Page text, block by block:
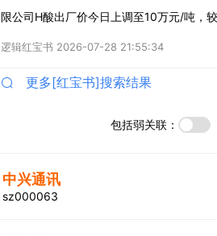
限公司H酸出厂价今日上调至10万元/吨，
中间体，今年以来涨幅达150%，追平历
逻辑红宝书 2026-07-28 21:55:34
更多[红宝书]搜索结果
包括弱关联：
中兴通讯
sz000063